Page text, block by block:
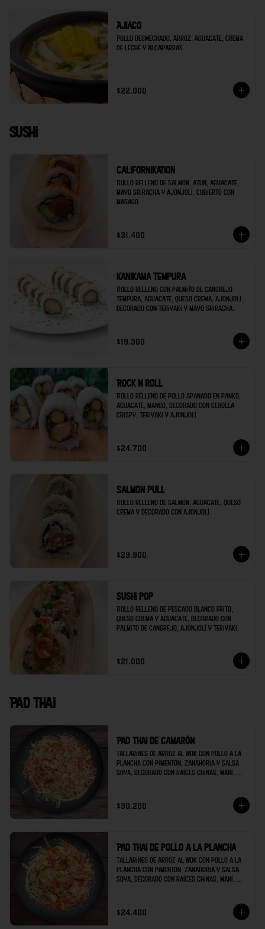
Ajiaco
Pollo desmechado, Arroz, Aguacate, Crema
de Leche y Alcaparras
$22.000
Sushi
Californikation
Rollo relleno de salmón, atún, aguacate,
mayo sriracha y ajonjolí. Cubierto con
masago.
$31.400
Kanikama tempura
Rollo relleno con palmito de cangrejo
tempura, aguacate, queso crema, ajonjolí,
decorado con teriyaki y mayo sriracha.
$19.300
Rock n roll
Rollo relleno de pollo apanado en panko,
aguacate, mango, decorado con cebolla
crispy, teriyaki y ajonjolí.
$24.700
Salmon pull
Rollo relleno de salmón, aguacate, queso
crema y decorado con ajonjolí.
$29.900
Sushi pop
Rollo relleno de pescado blanco frito,
queso crema y aguacate, decorado con
palmito de cangrejo, ajonjolí y teriyaki.
$21.000
Pad thai
Pad thai de camarón
Tallarines de arroz al wok con pollo a la
plancha con pimentón, zanahoria y salsa
soya, decorado con raíces chinas, maní,
$30.200
Pad thai de pollo a la plancha
Tallarines de arroz al wok con pollo a la
plancha con pimentón, zanahoria y salsa
soya, decorado con raíces chinas, maní,
$24.400